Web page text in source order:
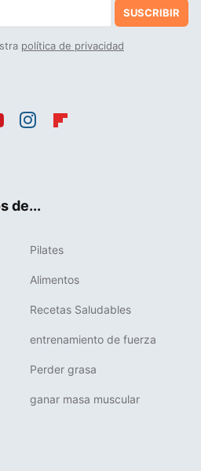
SUSCRIBIR
política de privacidad
de...
Pilates
Alimentos
Recetas Saludables
entrenamiento de fuerza
Perder grasa
ganar masa muscular